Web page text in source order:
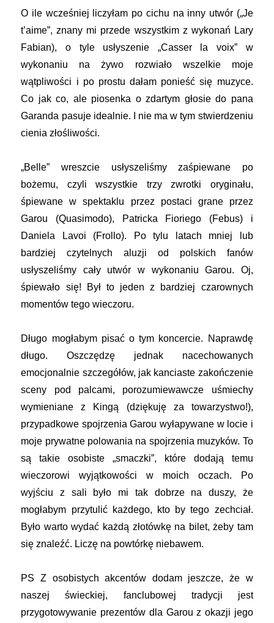
O ile wcześniej liczyłam po cichu na inny utwór („Je
t’aime”, znany mi przede wszystkim z wykonań Lary
Fabian), o tyle usłyszenie „Casser la voix” w
wykonaniu na żywo rozwiało wszelkie moje
wątpliwości i po prostu dałam ponieść się muzyce.
Co jak co, ale piosenka o zdartym głosie do pana
Garanda pasuje idealnie. I nie ma w tym stwierdzeniu
cienia złośliwości.
„Belle” wreszcie usłyszeliśmy zaśpiewane po
bożemu, czyli wszystkie trzy zwrotki oryginału,
śpiewane w spektaklu przez postaci grane przez
Garou (Quasimodo), Patricka Fioriego (Febus) i
Daniela Lavoi (Frollo). Po tylu latach mniej lub
bardziej czytelnych aluzji od polskich fanów
usłyszeliśmy cały utwór w wykonaniu Garou. Oj,
śpiewało się! Był to jeden z bardziej czarownych
momentów tego wieczoru.
Długo mogłabym pisać o tym koncercie. Naprawdę
długo. Oszczędzę jednak nacechowanych
emocjonalnie szczegółów, jak kanciaste zakończenie
sceny pod palcami, porozumiewawcze uśmiechy
wymieniane z Kingą (dziękuję za towarzystwo!),
przypadkowe spojrzenia Garou wyłapywane w locie i
moje prywatne polowania na spojrzenia muzyków. To
są takie osobiste „smaczki”, które dodają temu
wieczorowi wyjątkowości w moich oczach. Po
wyjściu z sali było mi tak dobrze na duszy, że
mogłabym przytulić każdego, kto by tego zechciał.
Było warto wydać każdą złotówkę na bilet, żeby tam
się znaleźć. Liczę na powtórkę niebawem.
PS Z osobistych akcentów dodam jeszcze, że w
naszej świeckiej, fanclubowej tradycji jest
przygotowywanie prezentów dla Garou z okazji jego